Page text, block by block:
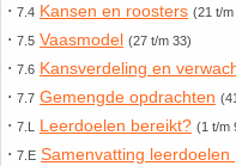
⋅ 7.4 Kansen en roosters (21 t/m
⋅ 7.5 Vaasmodel (27 t/m 33)
⋅ 7.6 Kansverdeling en
⋅ 7.7 Gemengde opdrachten
⋅ 7.L Leerdoelen bereikt? (1 t/m
⋅ 7.E Samenvatting leerdoelen
Mavo4: Hoofdstuk 7:
Mavo4: Hoofdstuk 8:
Havo
7. Fibonacci
8. Het getal nul
9. Het getal van Euler
Over deze site
Promotie